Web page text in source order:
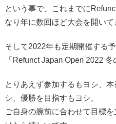
という事で、これまでに
なり年に数回ほど大会を開いて
そして2022年も定期開催する
「Refunct Japan Open 2022 冬
とりあえず参加するもヨシ、
シ、優勝を目指すもヨシ。
ご自身の腕前に合わせて目標